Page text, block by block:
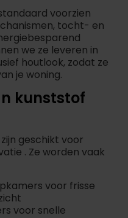
voorzien
tocht- en
we ze leveren in
houtlook, zodat ze
je woning.
kunststof
geschikt voor
. Ze worden vaak
voor frisse
voor snelle